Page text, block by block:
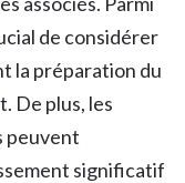
de considérer
la préparation du
De plus, les
peuvent
significatif